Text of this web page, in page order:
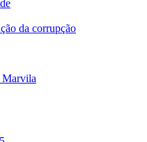
da corrupção
Marvila